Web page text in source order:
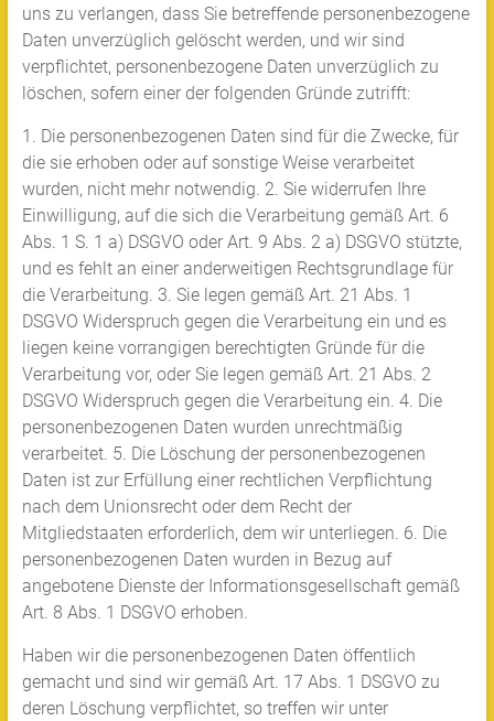
uns zu verlangen, dass Sie betreffende personenbezogene
Daten unverzüglich gelöscht werden, und wir sind
verpflichtet, personenbezogene Daten unverzüglich zu
löschen, sofern einer der folgenden Gründe zutrifft:
1. Die personenbezogenen Daten sind für die Zwecke, für
die sie erhoben oder auf sonstige Weise verarbeitet
wurden, nicht mehr notwendig. 2. Sie widerrufen Ihre
Einwilligung, auf die sich die Verarbeitung gemäß Art. 6
Abs. 1 S. 1 a) DSGVO oder Art. 9 Abs. 2 a) DSGVO stützte,
und es fehlt an einer anderweitigen Rechtsgrundlage für
die Verarbeitung. 3. Sie legen gemäß Art. 21 Abs. 1
DSGVO Widerspruch gegen die Verarbeitung ein und es
liegen keine vorrangigen berechtigten Gründe für die
Verarbeitung vor, oder Sie legen gemäß Art. 21 Abs. 2
DSGVO Widerspruch gegen die Verarbeitung ein. 4. Die
personenbezogenen Daten wurden unrechtmäßig
verarbeitet. 5. Die Löschung der personenbezogenen
Daten ist zur Erfüllung einer rechtlichen Verpflichtung
nach dem Unionsrecht oder dem Recht der
Mitgliedstaaten erforderlich, dem wir unterliegen. 6. Die
personenbezogenen Daten wurden in Bezug auf
angebotene Dienste der Informationsgesellschaft gemäß
Art. 8 Abs. 1 DSGVO erhoben.
Haben wir die personenbezogenen Daten öffentlich
gemacht und sind wir gemäß Art. 17 Abs. 1 DSGVO zu
deren Löschung verpflichtet, so treffen wir unter